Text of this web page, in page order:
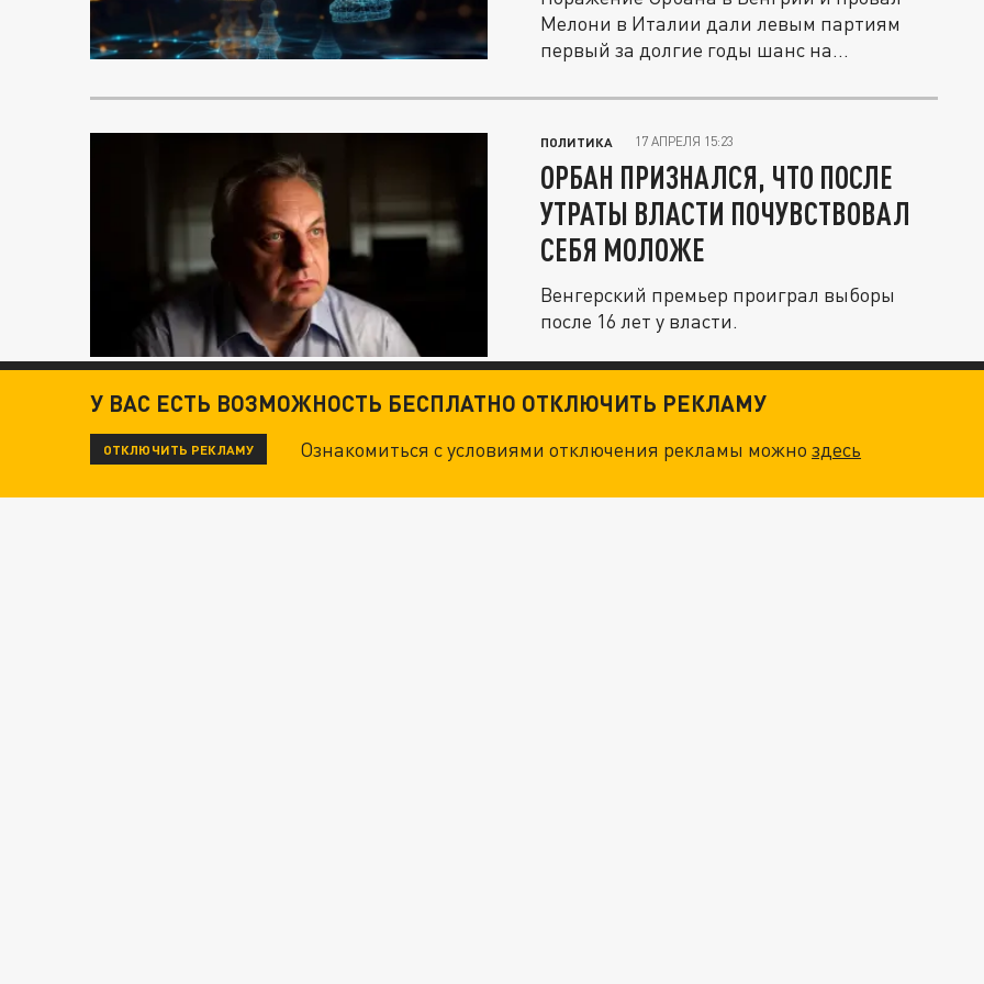
Мелони в Италии дали левым партиям
первый за долгие годы шанс на...
ПОЛИТИКА 17 АПРЕЛЯ 15:23
ОРБАН ПРИЗНАЛСЯ, ЧТО ПОСЛЕ
УТРАТЫ ВЛАСТИ ПОЧУВСТВОВАЛ
СЕБЯ МОЛОЖЕ
Венгерский премьер проиграл выборы
после 16 лет у власти.
У ВАС ЕСТЬ ВОЗМОЖНОСТЬ БЕСПЛАТНО ОТКЛЮЧИТЬ РЕКЛАМУ
ОТКЛЮЧИТЬ РЕКЛАМУ Ознакомиться с условиями отключения рекламы можноздесь